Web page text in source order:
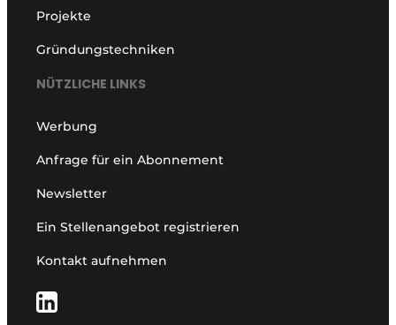
Projekte
Gründungstechniken
NÜTZLICHE LINKS
Werbung
Anfrage für ein Abonnement
Newsletter
Ein Stellenangebot registrieren
Kontakt aufnehmen